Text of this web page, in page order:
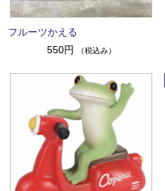
フルーツかえる
550円
（税込み）